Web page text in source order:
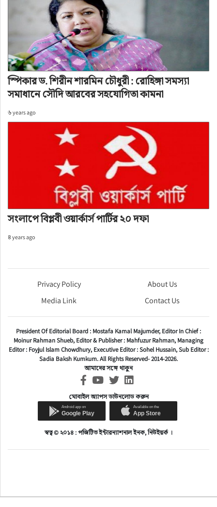
স্পিকার ড. শিরীন শারমিন চৌধুরী : রোহিঙ্গা সমস্যা
সমাধানে সৌদি আরবের সহযোগিতা কামনা
৬ years ago
সংলাপে বিপ্লবী ওয়ার্কার্স পার্টির ২০ দফা
৪ years ago
Privacy Policy
About Us
Media Link
Contact Us
President Of Editorial Board : Mostafa Kamal Majumder, Editor In Chief :
Moinur Rahman Shueb, Editor & Publisher : Mahfuzur Rahman, Managing
Editor : Foyjul Islam Chowdhury, Executive Editor :Sohel Hussain,Sub Editor :
Sadia Baksh Kumkum. All Rights Reserved- 2014-2026.
আমাদের সঙ্গে থাকুন
মোবাইল অ্যাপস ডাউনলোড করুন
স্বত্ব © ২০১৪ : পজিটিভ ইন্টারন্যাশনাল ইনক, নিউইয়র্ক ।